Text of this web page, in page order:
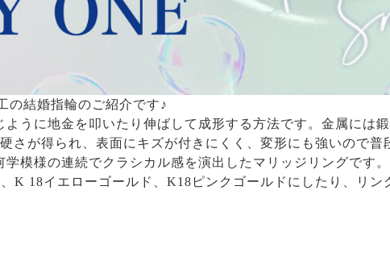
の結婚指輪のご紹介です♪
うに地金を叩いたり伸ばして成形する方法です。金属には
さが得られ、表面にキズが付きにくく、変形にも強いので普
模様の連続でクラシカル感を演出したマリッジリングです。
K 18イエローゴールド、K18ピンクゴールドにしたり、リ